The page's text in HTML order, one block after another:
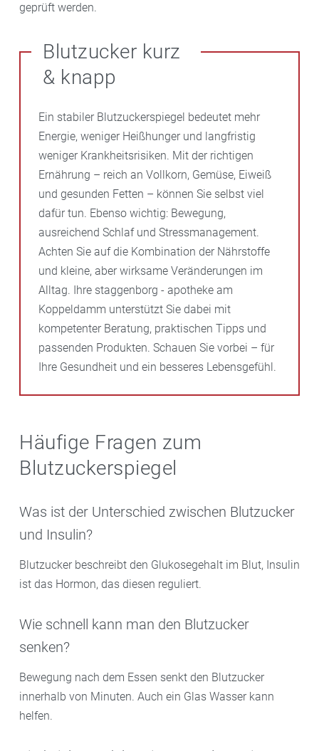
geprüft werden.
Blutzucker kurz
& knapp
Ein stabiler Blutzuckerspiegel bedeutet mehr
Energie, weniger Heißhunger und langfristig
weniger Krankheitsrisiken. Mit der richtigen
Ernährung – reich an Vollkorn, Gemüse, Eiweiß
und gesunden Fetten – können Sie selbst viel
dafür tun. Ebenso wichtig: Bewegung,
ausreichend Schlaf und Stressmanagement.
Achten Sie auf die Kombination der Nährstoffe
und kleine, aber wirksame Veränderungen im
Alltag. Ihre staggenborg - apotheke am
Koppeldamm unterstützt Sie dabei mit
kompetenter Beratung, praktischen Tipps und
passenden Produkten. Schauen Sie vorbei – für
Ihre Gesundheit und ein besseres Lebensgefühl.
Häufige Fragen zum
Blutzuckerspiegel
Was ist der Unterschied zwischen Blutzucker
und Insulin?
Blutzucker beschreibt den Glukosegehalt im Blut, Insulin
ist das Hormon, das diesen reguliert.
Wie schnell kann man den Blutzucker
senken?
Bewegung nach dem Essen senkt den Blutzucker
innerhalb von Minuten. Auch ein Glas Wasser kann
helfen.